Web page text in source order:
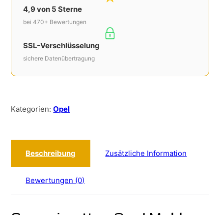
4,9 von 5 Sterne
bei 470+ Bewertungen
SSL-Verschlüsselung
sichere Datenübertragung
Kategorien:Opel
Beschreibung Zusätzliche Information
Bewertungen (0)